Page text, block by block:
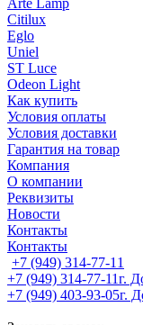
Arte Lamp
Citilux
Eglo
Uniel
ST Luce
Odeon Light
Как купить
Условия оплаты
Условия доставки
Гарантия на товар
Компания
О компании
Реквизиты
Новости
Контакты
Контакты
+7 (949) 314-77-11
+7 (949) 314-77-11г.
+7 (949) 403-93-05г.